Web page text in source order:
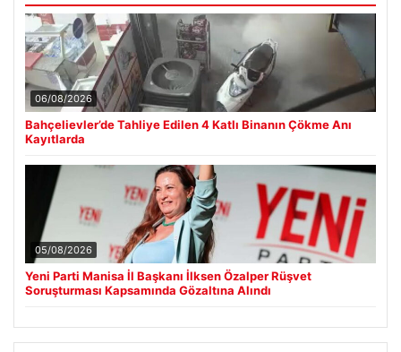
06/08/2026
Bahçelievler’de Tahliye Edilen 4 Katlı Binanın Çökme Anı
Kayıtlarda
05/08/2026
Yeni Parti Manisa İl Başkanı İlksen Özalper Rüşvet
Soruşturması Kapsamında Gözaltına Alındı